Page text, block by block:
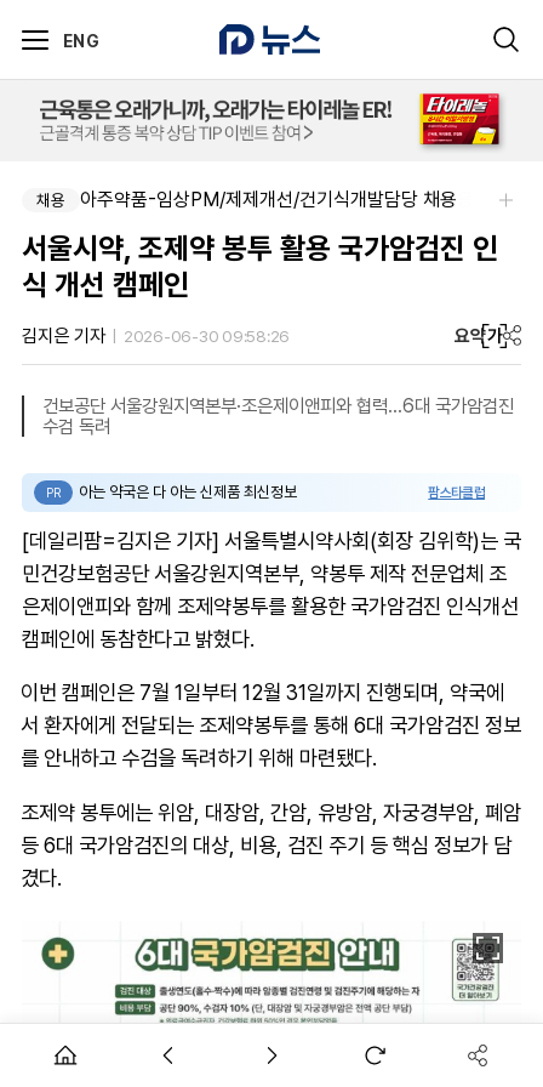
ENG
채용 아주약품-임상PM/제제개선/건기식개발담당 채용
채용 동성제약(주)아산공장-동성제약 아산공장 약사 채용
서울시약, 조제약 봉투 활용 국가암검진 인
식 개선 캠페인
김지은 기자 2026-06-30 09:58:26 요약가
건보공단 서울강원지역본부·조은제이앤피와 협력…6대 국가암검진
수검 독려
PR 아는 약국은 다 아는 신제품 최신정보 팜스타클럽
[데일리팜=김지은 기자] 서울특별시약사회(회장 김위학)는 국
민건강보험공단 서울강원지역본부, 약봉투 제작 전문업체 조
은제이앤피와 함께 조제약봉투를 활용한 국가암검진 인식개선
캠페인에 동참한다고 밝혔다.
이번 캠페인은 7월 1일부터 12월 31일까지 진행되며, 약국에
서 환자에게 전달되는 조제약봉투를 통해 6대 국가암검진 정보
를 안내하고 수검을 독려하기 위해 마련됐다.
조제약 봉투에는 위암, 대장암, 간암, 유방암, 자궁경부암, 폐암
등 6대 국가암검진의 대상, 비용, 검진 주기 등 핵심 정보가 담
겼다.